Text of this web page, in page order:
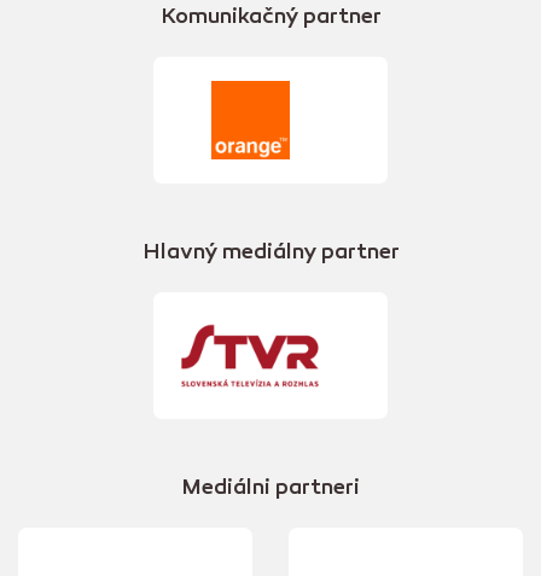
Komunikačný partner
Hlavný mediálny partner
Mediálni partneri